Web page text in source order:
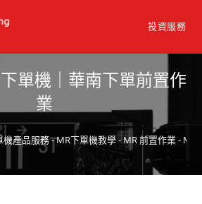
投資服務
單機｜華南下單前置作
業
機產品服務-MR下單機教學-MR 前置作業- MR